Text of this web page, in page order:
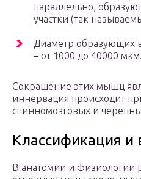
параллельно,
участки (так
Диаметр образующих
– от 1000 до 40000 мкм.
Сокращение этих мышц
иннервация происходит
спинномозговых и
Классификация и
В анатомии и физиологии